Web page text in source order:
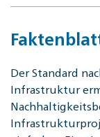
Der Standard
Infrastruktur